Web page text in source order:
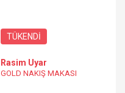
TÜKENDİ
Rasim Uyar
GOLD NAKIŞ MAKASI